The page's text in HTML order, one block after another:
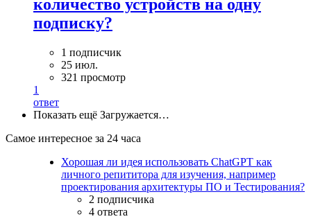
количество устройств на одну
подписку?
1 подписчик
25 июл.
321 просмотр
1
ответ
Показать ещё Загружается…
Самое интересное за 24 часа
Хорошая ли идея использовать ChatGPT как
личного репититора для изучения, например
проектирования архитектуры ПО и Тестирования?
2 подписчика
4 ответа